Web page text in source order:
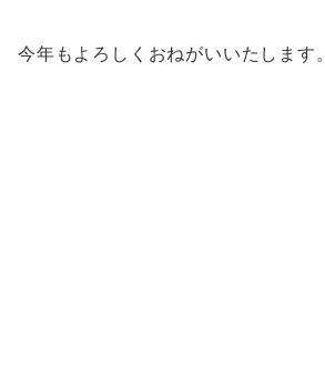
今年もよろしくおねがいいたします。